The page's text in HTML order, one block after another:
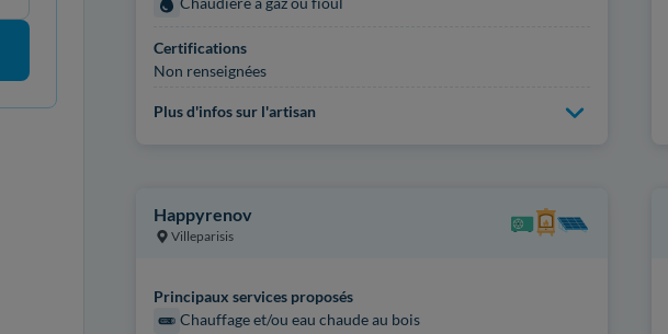
Certifications
Non renseignées
Plus d'infos sur l'artisan
Happyrenov
Villeparisis
Principaux services proposés
Chauffage et/ou eau chaude au bois